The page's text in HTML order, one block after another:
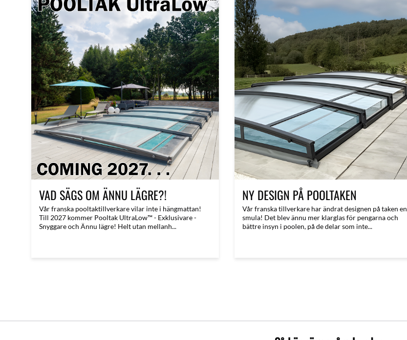
VAD SÄGS OM ÄNNU LÄGRE?!
​Vår franska pooltaktillverkare vilar inte i hängmattan!
Till 2027 kommer Pooltak UltraLow™ - Exklusivare -
Snyggare och Ännu lägre! Helt utan mellanh...
NY DESIGN PÅ POOLTAKEN
Vår franska tillverkare har ändrat designen på taken en
smula! Det blev ännu mer klarglas för pengarna och
bättre insyn i poolen, på de delar som inte...